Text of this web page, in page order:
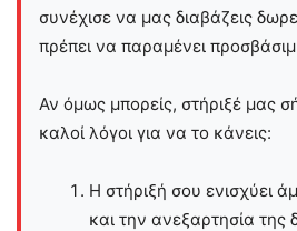
συνέχισε να μας διαβάζεις
πρέπει να παραμένει
Αν όμως μπορείς, στήριξέ μας
καλοί λόγοι για να το κάνεις:
Η στήριξή σου ενισχύει
και την ανεξαρτησία της